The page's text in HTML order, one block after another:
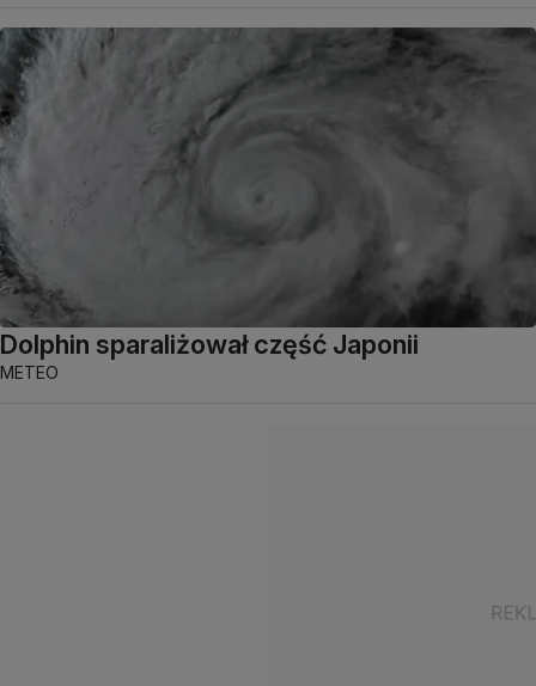
Dolphin sparaliżował część Japonii
METEO